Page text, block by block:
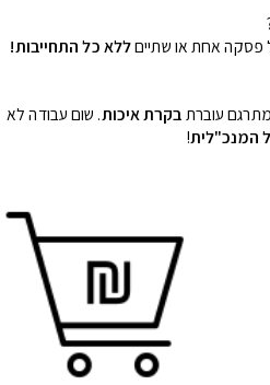
פסקה אחת או שתייםללא כל התחייבות!
עוברת בקרת איכות. שום עבודה לא
המנכ"לית!